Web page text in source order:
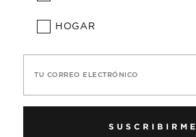
HOGAR
TU CORREO ELECTRÓNICO
SUSCRIBIRME